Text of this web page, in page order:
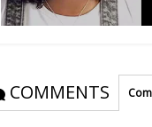
COMMENTS